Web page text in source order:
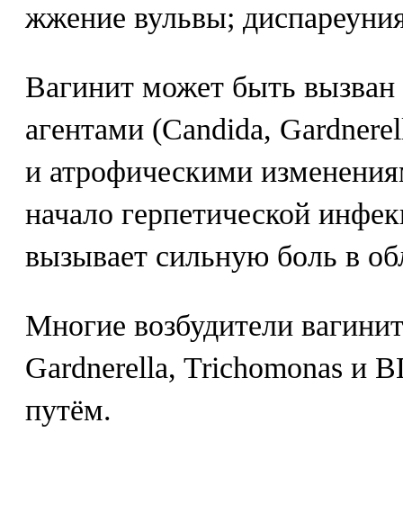
жжение вульвы;
Вагинит может быть
агентами (Candida,
и атрофическими
начало герпетической
вызывает сильную боль в
Многие возбудители
Gardnerella, Trichomonas и
путём.